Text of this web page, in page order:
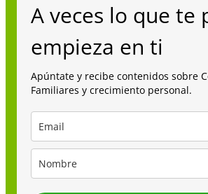
A veces lo que te
empieza en ti
Apúntate y recibe contenidos sobre
Familiares y crecimiento personal.